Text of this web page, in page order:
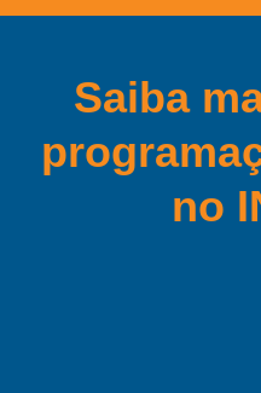
Saiba
no